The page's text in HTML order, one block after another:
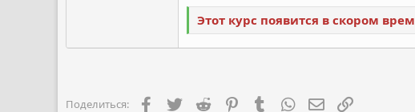
Этот курс появится в скором
Поделиться: FacebookTwitter Reddit PinterestTumblr WhatsAppЭлектронная